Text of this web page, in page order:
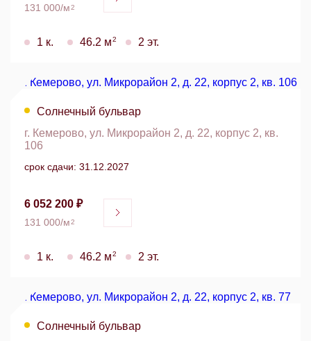
131 000/м2
1 к. 46.2 м2 2 эт.
Солнечный бульвар
г. Кемерово, ул. Микрорайон 2, д. 22, корпус 2, кв.
106
срок сдачи: 31.12.2027
6 052 200 ₽
131 000/м2
1 к. 46.2 м2 2 эт.
Солнечный бульвар